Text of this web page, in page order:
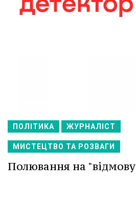
ПОЛІТИКА ЖУРНАЛІСТ
МИСТЕЦТВО ТА РОЗВАГИ
Полювання на